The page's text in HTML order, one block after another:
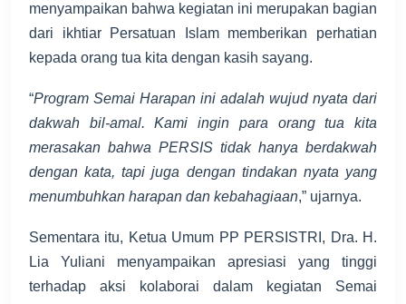
menyampaikan bahwa kegiatan ini merupakan bagian
dari ikhtiar Persatuan Islam memberikan perhatian
kepada orang tua kita dengan kasih sayang.
“Program Semai Harapan ini adalah wujud nyata dari
dakwah bil-amal. Kami ingin para orang tua kita
merasakan bahwa PERSIS tidak hanya berdakwah
dengan kata, tapi juga dengan tindakan nyata yang
menumbuhkan harapan dan kebahagiaan,” ujarnya.
Sementara itu, Ketua Umum PP PERSISTRI, Dra. H.
Lia Yuliani menyampaikan apresiasi yang tinggi
terhadap aksi kolaborai dalam kegiatan Semai